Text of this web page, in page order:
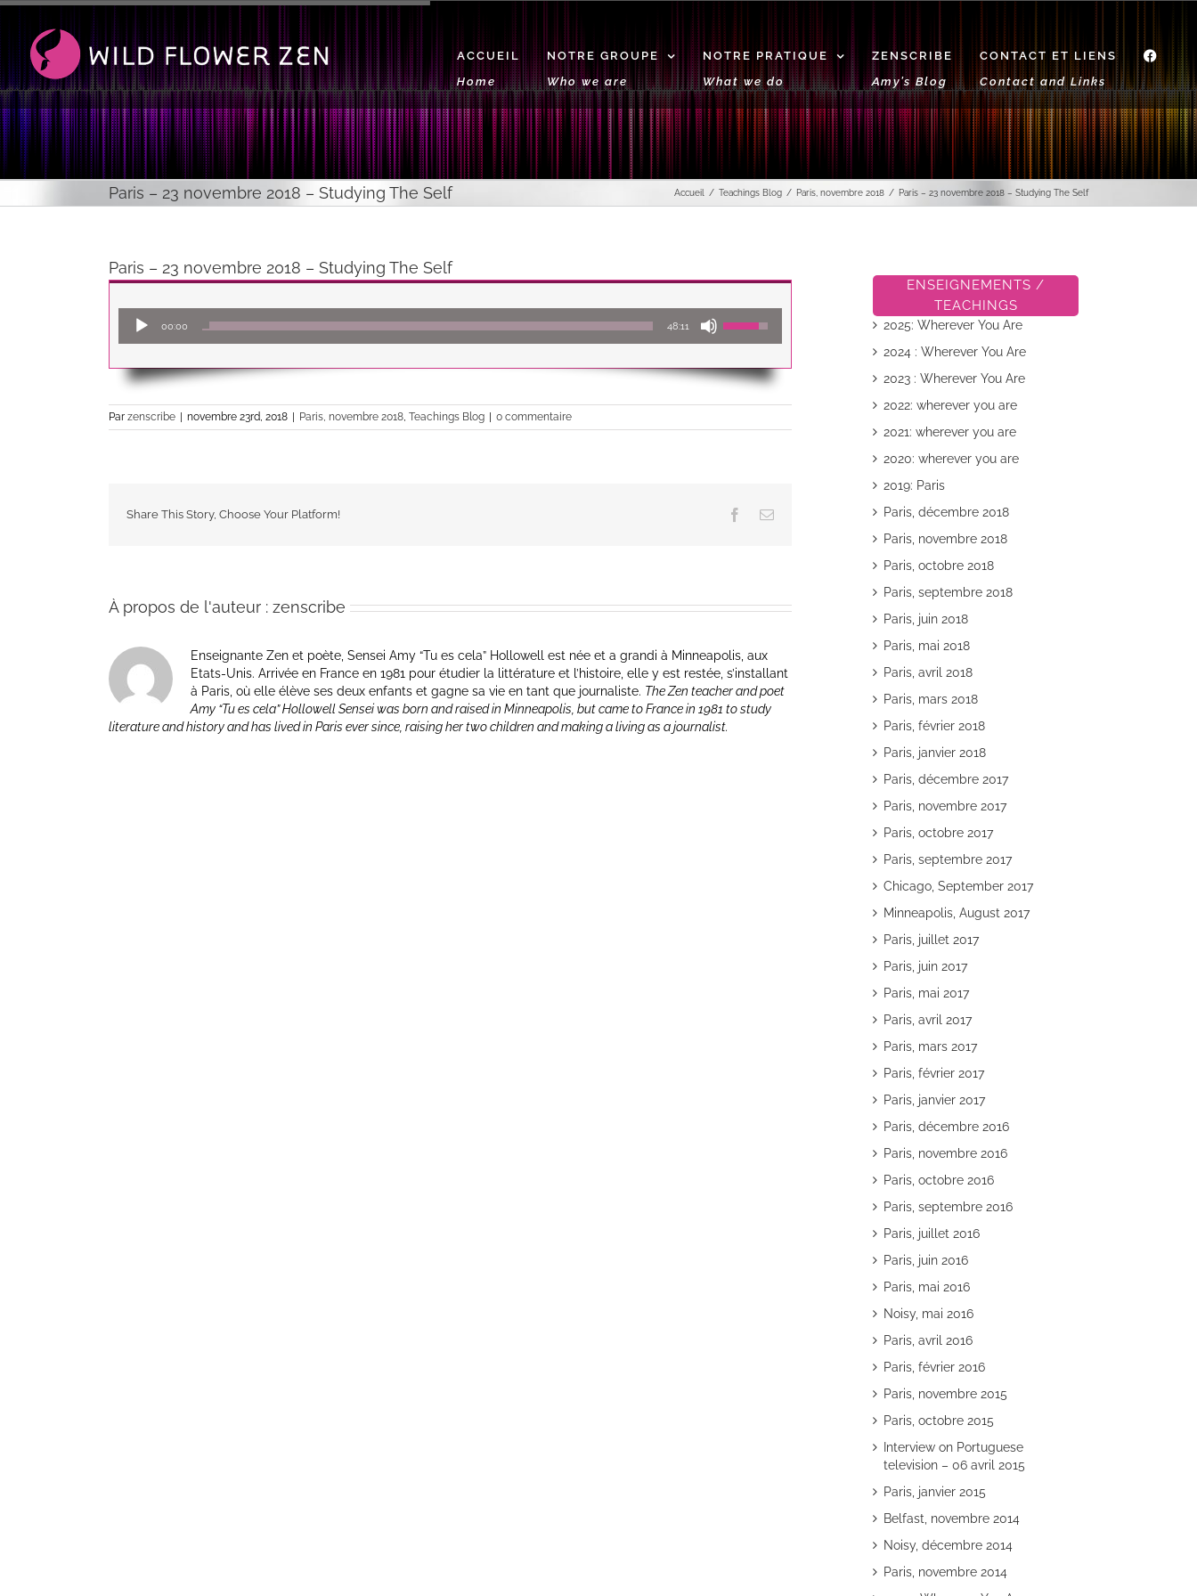
Passer
contenu
ACCUEIL
Home
NOTRE GROUPE
Who we are
NOTRE PRATIQUE
What we do
ZENSCRIBE
Amy’s Blog
CONTACT ET LIENS
Contact and Links
Paris – 23 novembre 2018 – Studying The Self Accueil Teachings Blog Paris, novembre 2018 Paris – 23 novembre 2018 – Studying The Self
Paris – 23 novembre 2018 – Studying The Self
audio
00:00 48:11
les
haut/bas
pour
augmenter
Par zenscribe novembre 23rd, 2018 Paris, novembre 2018, Teachings Blog 0 commentaire
Share This Story, Choose Your Platform! Facebook
Email
À propos de l'auteur : zenscribe
Enseignante Zen et poète, Sensei Amy “Tu es cela” Hollowell est née et a grandi à Minneapolis, aux
Etats-Unis. Arrivée en France en 1981 pour étudier la littérature et l’histoire, elle y est restée, s’installant
à Paris, où elle élève ses deux enfants et gagne sa vie en tant que journaliste. The Zen teacher and poet
Amy “Tu es cela” Hollowell Sensei was born and raised in Minneapolis, but came to France in 1981 to study
literature and history and has lived in Paris ever since, raising her two children and making a living as a journalist.
ENSEIGNEMENTS /
TEACHINGS
2025: Wherever You Are
2024 : Wherever You Are
2023 : Wherever You Are
2022: wherever you are
2021: wherever you are
2020: wherever you are
2019: Paris
Paris, décembre 2018
Paris, novembre 2018
Paris, octobre 2018
Paris, septembre 2018
Paris, juin 2018
Paris, mai 2018
Paris, avril 2018
Paris, mars 2018
Paris, février 2018
Paris, janvier 2018
Paris, décembre 2017
Paris, novembre 2017
Paris, octobre 2017
Paris, septembre 2017
Chicago, September 2017
Minneapolis, August 2017
Paris, juillet 2017
Paris, juin 2017
Paris, mai 2017
Paris, avril 2017
Paris, mars 2017
Paris, février 2017
Paris, janvier 2017
Paris, décembre 2016
Paris, novembre 2016
Paris, octobre 2016
Paris, septembre 2016
Paris, juillet 2016
Paris, juin 2016
Paris, mai 2016
Noisy, mai 2016
Paris, avril 2016
Paris, février 2016
Paris, novembre 2015
Paris, octobre 2015
Interview on Portuguese
television – 06 avril 2015
Paris, janvier 2015
Belfast, novembre 2014
Noisy, décembre 2014
Paris, novembre 2014